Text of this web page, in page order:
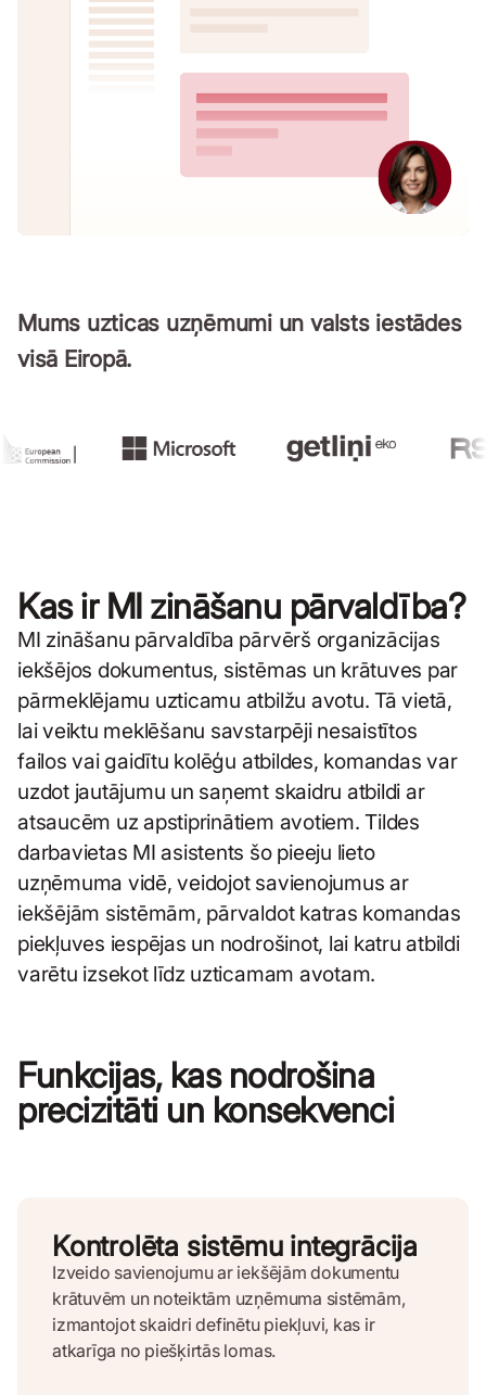
Mums uzticas uzņēmumi un valsts iestādes
visā Eiropā.
Kas ir MI zināšanu pārvaldība?
MI zināšanu pārvaldība pārvērš organizācijas
iekšējos dokumentus, sistēmas un krātuves par
pārmeklējamu uzticamu atbilžu avotu. Tā vietā,
lai veiktu meklēšanu savstarpēji nesaistītos
failos vai gaidītu kolēģu atbildes, komandas var
uzdot jautājumu un saņemt skaidru atbildi ar
atsaucēm uz apstiprinātiem avotiem. Tildes
darbavietas MI asistents šo pieeju lieto
uzņēmuma vidē, veidojot savienojumus ar
iekšējām sistēmām, pārvaldot katras komandas
piekļuves iespējas un nodrošinot, lai katru atbildi
varētu izsekot līdz uzticamam avotam.
Funkcijas, kas nodrošina
precizitāti un konsekvenci
Kontrolēta sistēmu integrācija
Izveido savienojumu ar iekšējām dokumentu
krātuvēm un noteiktām uzņēmuma sistēmām,
izmantojot skaidri definētu piekļuvi, kas ir
atkarīga no piešķirtās lomas.